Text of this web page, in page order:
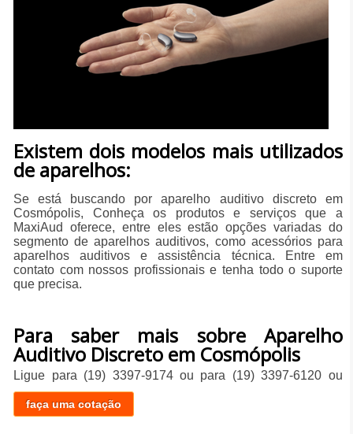
Existem dois modelos mais utilizados
de aparelhos:
Se está buscando por aparelho auditivo discreto em
Cosmópolis, Conheça os produtos e serviços que a
MaxiAud oferece, entre eles estão opções variadas do
segmento de aparelhos auditivos, como acessórios para
aparelhos auditivos e assistência técnica. Entre em
contato com nossos profissionais e tenha todo o suporte
que precisa.
Para saber mais sobre Aparelho
Auditivo Discreto em Cosmópolis
Ligue para (19) 3397-9174ou para (19) 3397-6120 ou
faça uma cotação